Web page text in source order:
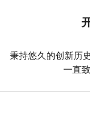
秉持悠久的创新历
一直